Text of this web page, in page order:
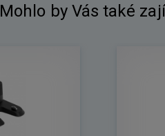
Mohlo by Vás také